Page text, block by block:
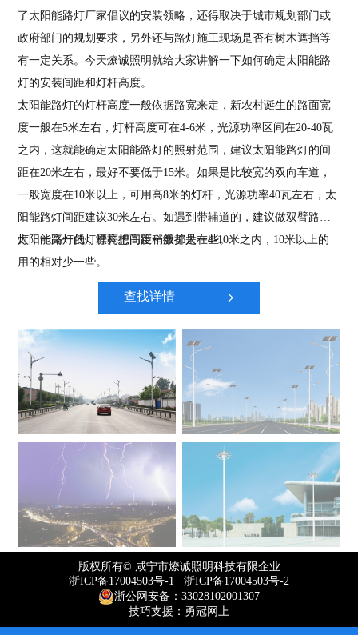
了太阳能路灯厂家倡议的安装领略，还得取决于城市规划部门或
政府部门的规划要求，另外还与路灯施工现场是否有树木遮挡等
有一定关系。今天燎诚照明就给大家讲解一下如何确定太阳能路
灯的安装间距和灯杆高度。
太阳能路灯的灯杆高度一般依据路宽来定，新农村诞生的路面宽
度一般在5米左右，灯杆高度可在4-6米，光源功率区间在20-40瓦
之内，这就能确定太阳能路灯的照射范围，建议太阳能路灯的间
距在20米左右，最好不要低于15米。如果是比较宽的双向车道，
一般宽度在10米以上，可用高8米的灯杆，光源功率40瓦左右，太
阳能路灯间距建议30米左右。如遇到带辅道的，建议做双臂路
灯，一高一低，漂亮把间距稍微扩大一些。
太阳能路灯的灯杆构想高度一般都是在4-10米之内，10米以上的
用的相对少一些。
查找详情
版权所有© 咸宁市燎诚照明科技有限企业
浙ICP备17004503号-1 浙ICP备17004503号-2
浙公网安备：33028102001307
技巧支援：勇冠网上